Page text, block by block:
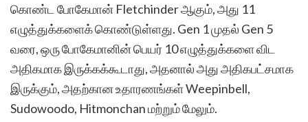
கொண்ட போகேமான் Fletchinder ஆகும், அது 11
எழுத்துக்களைக் கொண்டுள்ளது. Gen 1 முதல் Gen 5
வரை, ஒரு போகேமானின் பெயர் 10 எழுத்துக்களை விட
அதிகமாக இருக்கக்கூடாது, அதனால் அது அதிகபட்சமாக
இருக்கும், அதற்கான உதாரணங்கள் Weepinbell,
Sudowoodo, Hitmonchan மற்றும் மேலும்.